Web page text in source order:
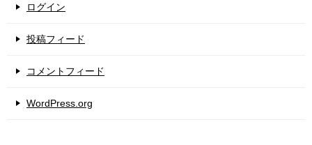
ログイン
投稿フィード
コメントフィード
WordPress.org